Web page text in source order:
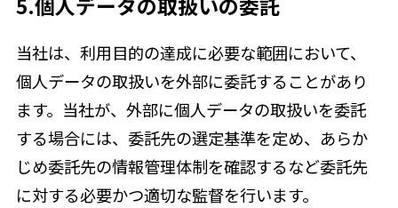
5.個人データの取扱いの委託
当社は、利用目的の達成に必要な範囲において、
個人データの取扱いを外部に委託することがあり
ます。当社が、外部に個人データの取扱いを委託
する場合には、委託先の選定基準を定め、あらか
じめ委託先の情報管理体制を確認するなど委託先
に対する必要かつ適切な監督を行います。